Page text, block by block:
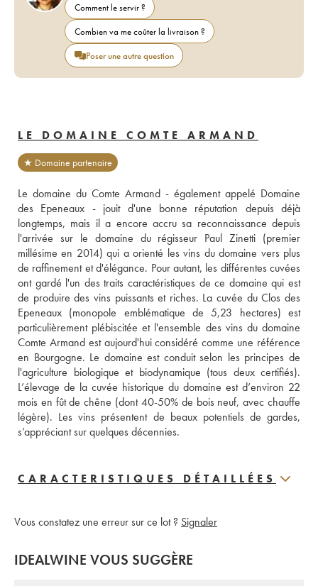
Comment le servir ?
Combien va me coûter la livraison ?
Poser une autre question
LE DOMAINE COMTE ARMAND
★ Domaine partenaire
Le domaine du Comte Armand - également appelé Domaine
des Epeneaux - jouit d'une bonne réputation depuis déjà
longtemps, mais il a encore accru sa reconnaissance depuis
l'arrivée sur le domaine du régisseur Paul Zinetti (premier
millésime en 2014) qui a orienté les vins du domaine vers plus
de raffinement et d'élégance. Pour autant, les différentes cuvées
ont gardé l'un des traits caractéristiques de ce domaine qui est
de produire des vins puissants et riches. La cuvée du Clos des
Epeneaux (monopole emblématique de 5,23 hectares) est
particulièrement plébiscitée et l'ensemble des vins du domaine
Comte Armand est aujourd'hui considéré comme une référence
en Bourgogne. Le domaine est conduit selon les principes de
l'agriculture biologique et biodynamique (tous deux certifiés).
L’élevage de la cuvée historique du domaine est d’environ 22
mois en fût de chêne (dont 40-50% de bois neuf, avec chauffe
légère). Les vins présentent de beaux potentiels de gardes,
s’appréciant sur quelques décennies.
CARACTERISTIQUES DÉTAILLÉES
Vous constatez une erreur sur ce lot ? Signaler
IDEALWINE VOUS SUGGÈRE